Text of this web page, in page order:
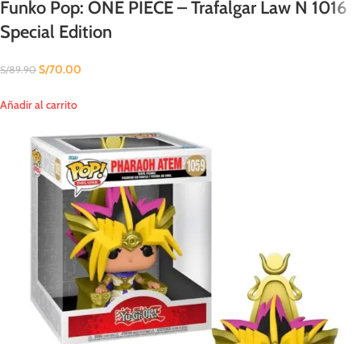
Funko Pop: ONE PIECE – Trafalgar Law N 1016
Special Edition
S/89.90 S/70.00
Añadir al carrito